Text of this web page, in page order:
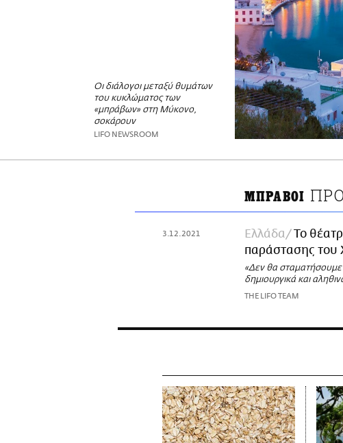
Οι διάλογοι μεταξύ θυμάτων
του κυκλώματος των
«μπράβων» στη Μύκονο,
σοκάρουν
LIFO NEWSROOM
ΜΠΡΑΒΟΙ
3.12.2021 Ελλάδα
Το
παράστασης του
«Δεν θα σταματήσουμε
δημιουργικά και
THE LIFO TEAM